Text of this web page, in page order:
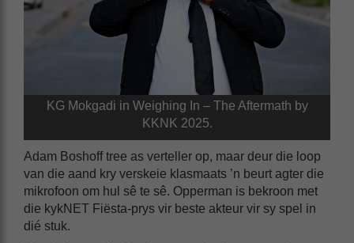
KG Mokgadi in Weighing In – The Aftermath by
KKNK 2025.
Adam Boshoff tree as verteller op, maar deur die loop
van die aand kry verskeie klasmaats ’n beurt agter die
mikrofoon om hul sê te sê. Opperman is bekroon met
die kykNET Fiësta-prys vir beste akteur vir sy spel in
dié stuk.